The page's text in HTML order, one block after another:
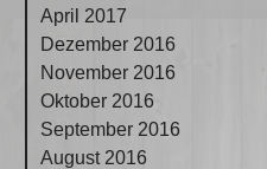
April 2017
Dezember 2016
November 2016
Oktober 2016
September 2016
August 2016